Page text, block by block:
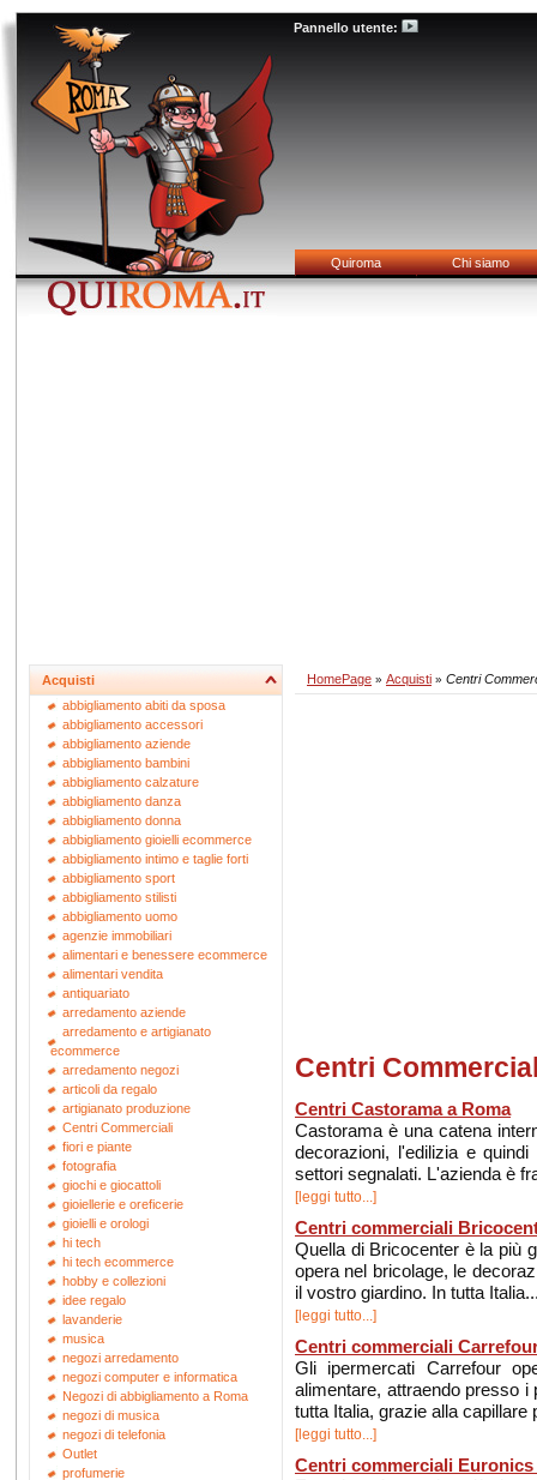
Pannello utente:
Quiroma Chi siamo
Acquisti
abbigliamento abiti da sposa
abbigliamento accessori
abbigliamento aziende
abbigliamento bambini
abbigliamento calzature
abbigliamento danza
abbigliamento donna
abbigliamento gioielli ecommerce
abbigliamento intimo e taglie forti
abbigliamento sport
abbigliamento stilisti
abbigliamento uomo
agenzie immobiliari
alimentari e benessere ecommerce
alimentari vendita
antiquariato
arredamento aziende
arredamento e artigianato
ecommerce
arredamento negozi
articoli da regalo
artigianato produzione
Centri Commerciali
fiori e piante
fotografia
giochi e giocattoli
gioiellerie e oreficerie
gioielli e orologi
hi tech
hi tech ecommerce
hobby e collezioni
idee regalo
lavanderie
musica
negozi arredamento
negozi computer e informatica
Negozi di abbigliamento a Roma
negozi di musica
negozi di telefonia
Outlet
profumerie
HomePage » Acquisti » Centri
Centri
Centri Castorama a Roma
Castorama è una catena
decorazioni, l'edilizia e
settori segnalati. L'azienda è
[leggi tutto...]
Centri commerciali
Quella di Bricocenter è la più
opera nel bricolage, le
il vostro giardino. In tutta
[leggi tutto...]
Centri commerciali
Gli ipermercati Carrefour
alimentare, attraendo presso
tutta Italia, grazie alla
[leggi tutto...]
Centri commerciali Euronics